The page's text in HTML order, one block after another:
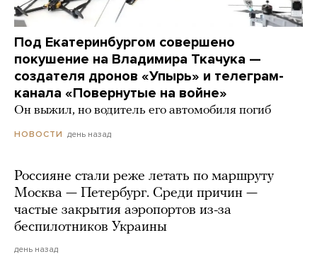
Под Екатеринбургом совершено
покушение на Владимира Ткачука —
создателя дронов «Упырь» и телеграм-
канала «Повернутые на войне»
Он выжил, но водитель его автомобиля погиб
НОВОСТИ день назад
Россияне стали реже летать по маршруту
Москва — Петербург. Среди причин —
частые закрытия аэропортов из-за
беспилотников Украины
день назад